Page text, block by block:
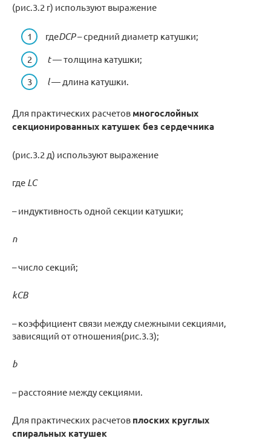
(рис.3.2 г) используют выражение
гдеDCP– средний диаметр катушки;
t— толщина катушки;
l— длина катушки.
Для практических расчетов многослойных
секционированных катушек без сердечника
(рис.3.2 д) используют выражение
где LC
– индуктивность одной секции катушки;
n
– число секций;
kCB
– коэффициент связи между смежными секциями,
зависящий от отношения(рис.3.3);
b
– расстояние между секциями.
Для практических расчетов плоских круглых
спиральных катушек